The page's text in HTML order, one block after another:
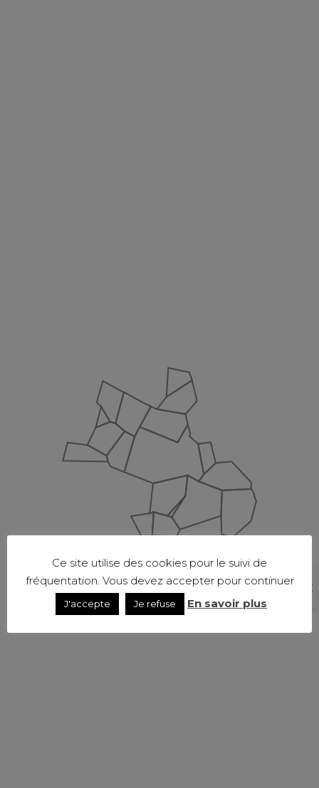
Ce site utilise des cookies pour le suivi de
fréquentation. Vous devez accepter pour continuer
J'accepte Je refuse En savoir plus